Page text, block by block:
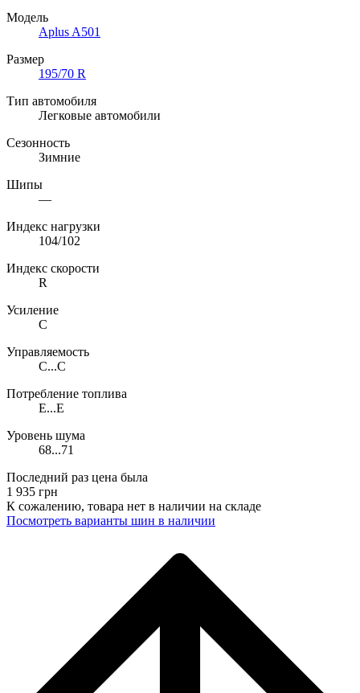
Модель
Aplus A501
Размер
195/70 R
Тип автомобиля
Легковые автомобили
Сезонность
Зимние
Шипы
—
Индекс нагрузки
104/102
Индекс скорости
R
Усиление
C
Управляемость
C...C
Потребление топлива
E...E
Уровень шума
68...71
Последний раз цена была
1 935 грн
К сожалению, товара нет в наличии на складе
Поcмотреть варианты шин в наличии